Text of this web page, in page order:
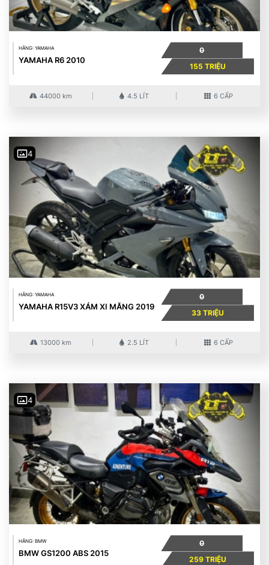
HÃNG: YAMAHA
YAMAHA R6 2010
0
155 TRIỆU
44000 km 4.5 LÍT 6 CẤP
4
HÃNG: YAMAHA
YAMAHA R15V3 XÁM XI MĂNG 2019
0
33 TRIỆU
13000 km 2.5 LÍT 6 CẤP
4
HÃNG: BMW
BMW GS1200 ABS 2015
0
259 TRIỆU